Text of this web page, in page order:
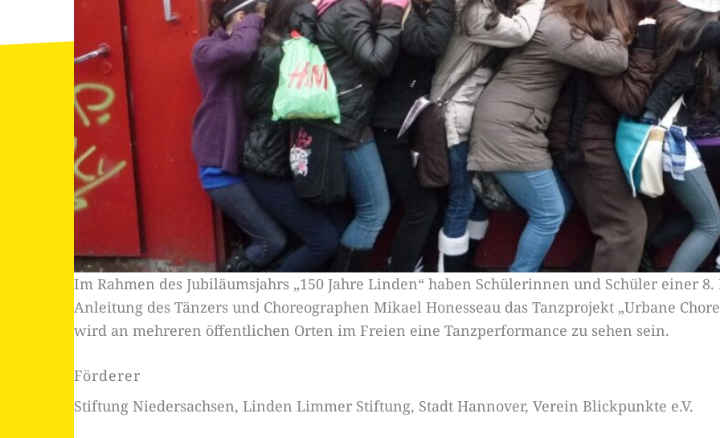
Im Rahmen des Jubiläumsjahrs „150 Jahre Linden“ haben Schülerinnen und Schüler einer
Anleitung des Tänzers und Choreographen Mikael Honesseau das Tanzprojekt „Urbane
wird an mehreren öffentlichen Orten im Freien eine Tanzperformance zu sehen sein.
Förderer
Stiftung Niedersachsen, Linden Limmer Stiftung, Stadt Hannover, Verein Blickpunkte e.V.